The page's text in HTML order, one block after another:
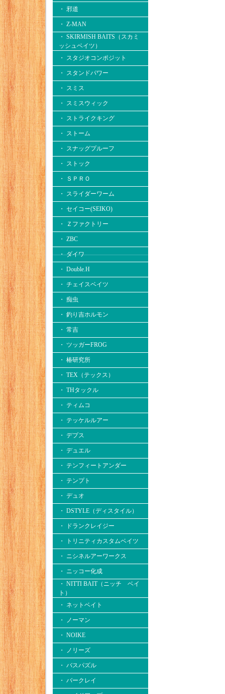
・ 邪道
・ Z-MAN
・ SKIRMISH BAITS（スカミ
ッシュベイツ）
・ スタジオコンポジット
・ スタンドパワー
・ スミス
・ スミスウィック
・ ストライクキング
・ ストーム
・ スナッグプルーフ
・ ストック
・ ＳＰＲＯ
・ スライダーワーム
・ セイコー(SEIKO)
・ Ｚファクトリー
・ ZBC
・ ダイワ
・ Double.H
・ チェイスベイツ
・ 痴虫
・ 釣り吉ホルモン
・ 常吉
・ ツッガーFROG
・ 椿研究所
・ TEX（テックス）
・ THタックル
・ ティムコ
・ テッケルルアー
・ デプス
・ デュエル
・ テンフィートアンダー
・ テンプト
・ デュオ
・ DSTYLE（ディスタイル）
・ ドランクレイジー
・ トリニティカスタムベイツ
・ ニシネルアーワークス
・ ニッコー化成
・ NITTI BAIT（ニッチ ベイ
ト）
・ ネットベイト
・ ノーマン
・ NOIKE
・ ノリーズ
・ バスパズル
・ バークレイ